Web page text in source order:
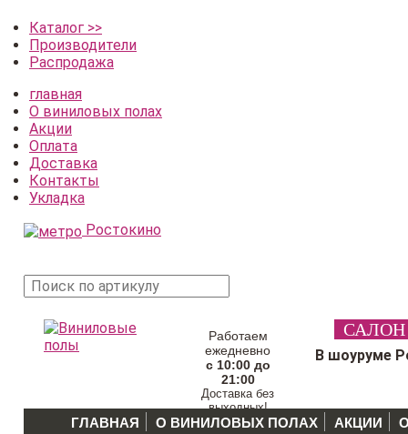
Каталог >>
Производители
Распродажа
главная
О виниловых полах
Акции
Оплата
Доставка
Контакты
Укладка
Ростокино
Работаем
ежедневно
с 10:00 до
21:00
Доставка без
выходных!
В шоуруме
ГЛАВНАЯ О ВИНИЛОВЫХ ПОЛАХ АКЦИИ